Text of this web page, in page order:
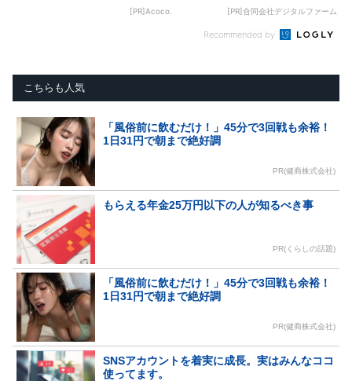
[PR]Acoco. [PR]合同会社デジタルファーム
Recommended by
こちらも人気
「風俗前に飲むだけ！」45分で3回戦も余裕！
1日31円で朝まで絶好調
PR(健商株式会社)
もらえる年金25万円以下の人が知るべき事
PR(くらしの話題)
「風俗前に飲むだけ！」45分で3回戦も余裕！
1日31円で朝まで絶好調
PR(健商株式会社)
SNSアカウントを着実に成長。実はみんなココ
使ってます。